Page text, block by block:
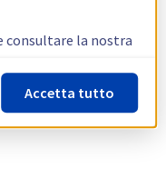
la nostra
Accetta tutto